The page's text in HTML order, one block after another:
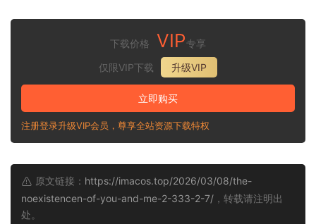
下载价格 VIP专享
仅限VIP下载
升级VIP
立即购买
注册登录升级VIP会员，尊享全站资源下载特权
原文链接： https://imacos.top/2026/03/08/the-
noexistencen-of-you-and-me-2-333-2-7/ ，转载请注明出
处。